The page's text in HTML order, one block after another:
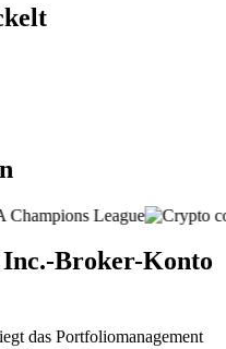
Broker-Konto
das Portfoliomanagement